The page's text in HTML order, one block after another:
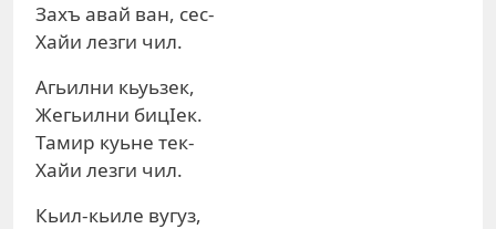
Захъ авай ван, сес-
Хайи лезги чил.
Агьилни кьуьзек,
Жегьилни бицIек.
Тамир куьне тек-
Хайи лезги чил.
Кьил-кьиле вугуз,